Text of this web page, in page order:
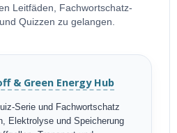
Leitfäden, Fachwortschatz-
Quizzen zu gelangen.
& Green Energy Hub
Serie und Fachwortschatz
Elektrolyse und Speicherung